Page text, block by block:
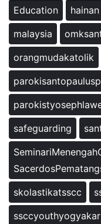
Education
hainan
malaysia
orangmudakatolik
safeguarding
skolastikatsscc